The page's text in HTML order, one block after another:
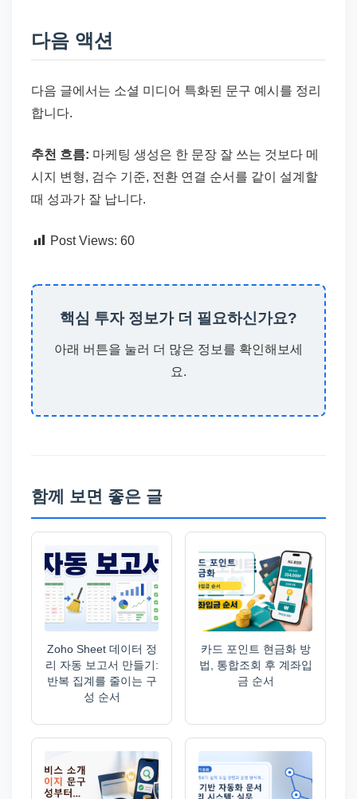
다음 액션
다음 글에서는 소셜 미디어 특화된 문구 예시를 정리
합니다.
추천 흐름: 마케팅 생성은 한 문장 잘 쓰는 것보다 메
시지 변형, 검수 기준, 전환 연결 순서를 같이 설계할
때 성과가 잘 납니다.
Post Views: 60
핵심 투자 정보가 더 필요하신가요?
아래 버튼을 눌러 더 많은 정보를 확인해보세
요.
함께 보면 좋은 글
Zoho Sheet 데이터 정
리 자동 보고서 만들기:
반복 집계를 줄이는 구
성 순서
카드 포인트 현금화 방
법, 통합조회 후 계좌입
금 순서